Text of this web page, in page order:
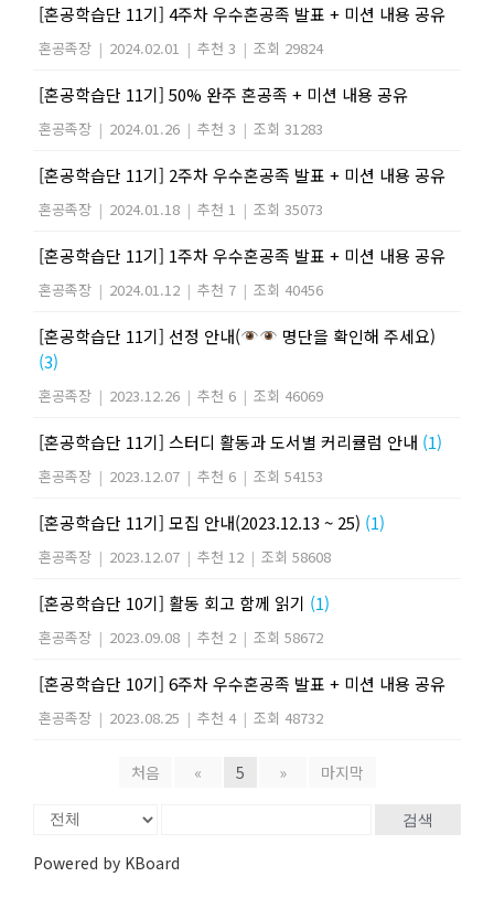
[혼공학습단 11기] 4주차 우수혼공족 발표 + 미션 내용 공유
혼공족장 | 2024.02.01 | 추천 3 | 조회 29824
[혼공학습단 11기] 50% 완주 혼공족 + 미션 내용 공유
혼공족장 | 2024.01.26 | 추천 3 | 조회 31283
[혼공학습단 11기] 2주차 우수혼공족 발표 + 미션 내용 공유
혼공족장 | 2024.01.18 | 추천 1 | 조회 35073
[혼공학습단 11기] 1주차 우수혼공족 발표 + 미션 내용 공유
혼공족장 | 2024.01.12 | 추천 7 | 조회 40456
[혼공학습단 11기] 선정 안내(
명단을 확인해 주세요)
(3)
혼공족장 | 2023.12.26 | 추천 6 | 조회 46069
[혼공학습단 11기] 스터디 활동과 도서별 커리큘럼 안내 (1)
혼공족장 | 2023.12.07 | 추천 6 | 조회 54153
[혼공학습단 11기] 모집 안내(2023.12.13 ~ 25) (1)
혼공족장 | 2023.12.07 | 추천 12 | 조회 58608
[혼공학습단 10기] 활동 회고 함께 읽기 (1)
혼공족장 | 2023.09.08 | 추천 2 | 조회 58672
[혼공학습단 10기] 6주차 우수혼공족 발표 + 미션 내용 공유
혼공족장 | 2023.08.25 | 추천 4 | 조회 48732
처음 « 5 » 마지막
검색
Powered by KBoard